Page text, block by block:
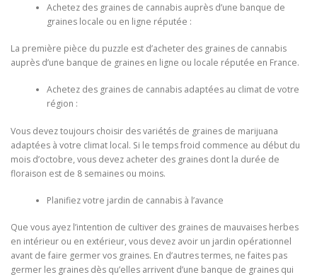
Achetez des graines de cannabis auprès d’une banque de
graines locale ou en ligne réputée :
La première pièce du puzzle est d’acheter des graines de cannabis
auprès d’une banque de graines en ligne ou locale réputée en France.
Achetez des graines de cannabis adaptées au climat de votre
région :
Vous devez toujours choisir des variétés de graines de marijuana
adaptées à votre climat local. Si le temps froid commence au début du
mois d’octobre, vous devez acheter des graines dont la durée de
floraison est de 8 semaines ou moins.
Planifiez votre jardin de cannabis à l’avance
Que vous ayez l’intention de cultiver des graines de mauvaises herbes
en intérieur ou en extérieur, vous devez avoir un jardin opérationnel
avant de faire germer vos graines. En d’autres termes, ne faites pas
germer les graines dès qu’elles arrivent d’une banque de graines qui